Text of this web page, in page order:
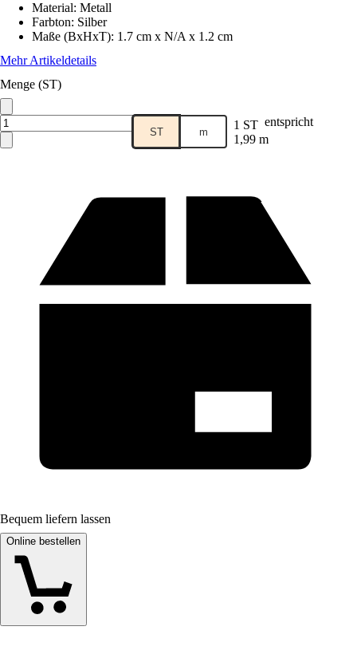
Material: Metall
Farbton: Silber
Maße (BxHxT): 1.7 cm x N/A x 1.2 cm
Mehr Artikeldetails
Menge (ST)
ST m 1 ST entspricht
1,99 m
Bequem liefern lassen
Online bestellen